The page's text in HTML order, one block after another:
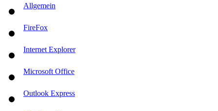
Allgemein
FireFox
Internet Explorer
Microsoft Office
Outlook Express